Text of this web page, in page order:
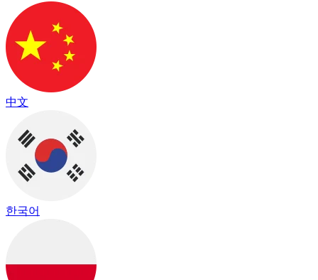
中文
한국어